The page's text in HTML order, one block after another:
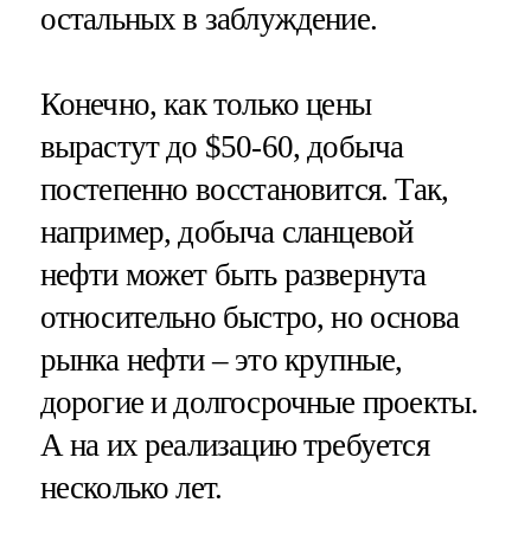
остальных в заблуждение.
Конечно, как только цены
вырастут до $50-60, добыча
постепенно восстановится. Так,
например, добыча сланцевой
нефти может быть развернута
относительно быстро, но основа
рынка нефти – это крупные,
дорогие и долгосрочные проекты.
А на их реализацию требуется
несколько лет.